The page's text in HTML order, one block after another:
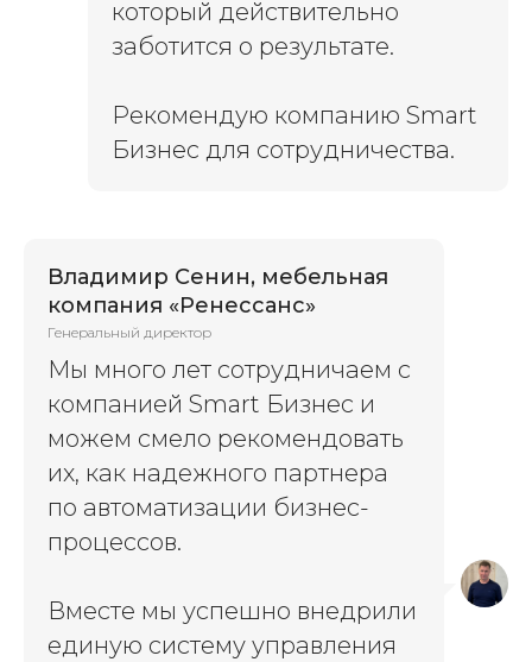
который действительно
заботится о результате.
Рекомендую компанию Smart
Бизнес для сотрудничества.
Владимир Сенин, мебельная
компания «Ренессанс»
Генеральный директор
Мы много лет сотрудничаем с
компанией Smart Бизнес и
можем смело рекомендовать
их, как надежного партнера
по автоматизации бизнес-
процессов.
Вместе мы успешно внедрили
единую систему управления